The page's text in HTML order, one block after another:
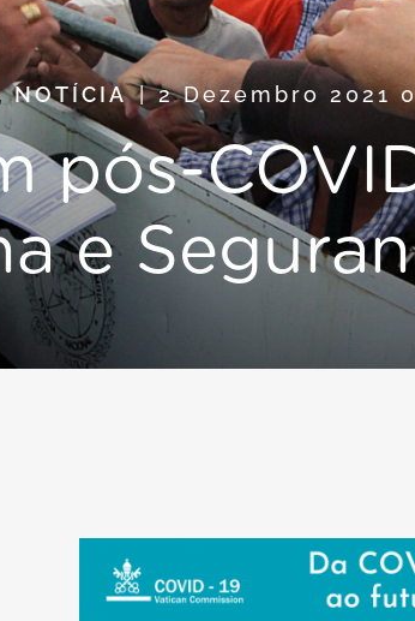
NOTÍCIA 2 Dezembro 2021
pós-
e